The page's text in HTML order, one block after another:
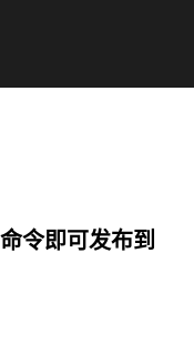
令即可发布到